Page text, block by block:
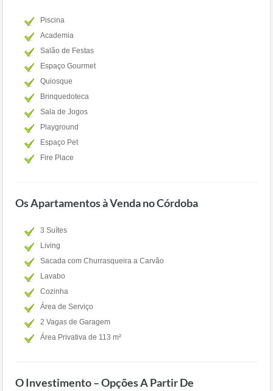
Piscina
Academia
Salão de Festas
Espaço Gourmet
Quiosque
Brinquedoteca
Sala de Jogos
Playground
Espaço Pet
Fire Place
Os Apartamentos à Venda no Córdoba
3 Suítes
Living
Sacada com Churrasqueira a Carvão
Lavabo
Cozinha
Área de Serviço
2 Vagas de Garagem
Área Privativa de 113 m²
O Investimento – Opções A Partir De